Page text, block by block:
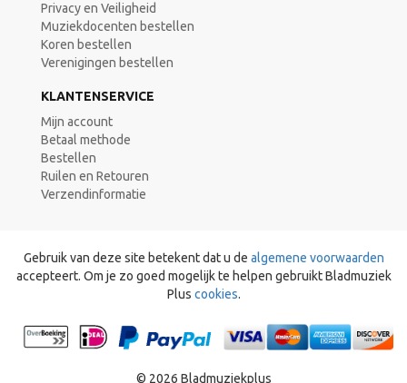
Privacy en Veiligheid
Muziekdocenten bestellen
Koren bestellen
Verenigingen bestellen
KLANTENSERVICE
Mijn account
Betaal methode
Bestellen
Ruilen en Retouren
Verzendinformatie
Gebruik van deze site betekent dat u de algemene voorwaarden
accepteert. Om je zo goed mogelijk te helpen gebruikt Bladmuziek
Plus cookies.
© 2026 Bladmuziekplus